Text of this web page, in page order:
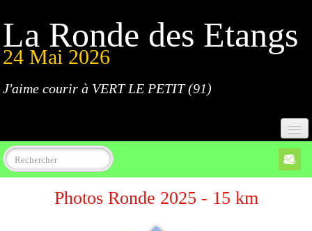
La Ronde des Etangs
24 Mai 2026
J'aime courir à VERT LE PETIT (91)
Accueil
ProgrammePhotos Ronde 2025 - 15 km